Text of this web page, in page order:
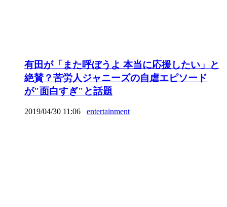
有田が「また呼ぼうよ 本当に応援したい」と
絶賛？苦労人ジャニーズの自虐エピソード
が"面白すぎ"と話題
2019/04/30 11:06 entertainment